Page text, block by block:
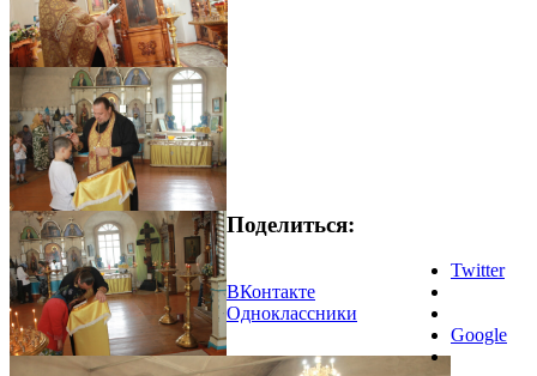
Поделиться:
Twitter
ВКонтакте
Одноклассники
Google